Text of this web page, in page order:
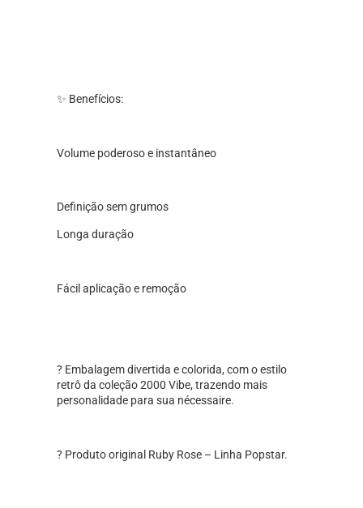
✨ Benefícios:
Volume poderoso e instantâneo
Definição sem grumos
Longa duração
Fácil aplicação e remoção
? Embalagem divertida e colorida, com o estilo
retrô da coleção 2000 Vibe, trazendo mais
personalidade para sua nécessaire.
? Produto original Ruby Rose – Linha Popstar.